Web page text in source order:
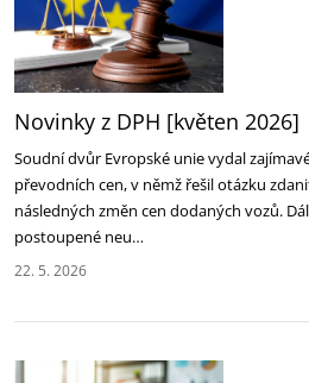
Novinky z DPH [květen 2026]
Soudní dvůr Evropské unie vydal
převodních cen, v němž řešil otázku
následných změn cen dodaných vozů.
postoupené neu…
22. 5. 2026